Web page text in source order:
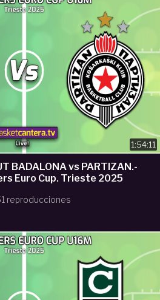
1:54:11
BADALONA vs PARTIZAN.-
Euro Cup. Trieste 2025
reproducciones